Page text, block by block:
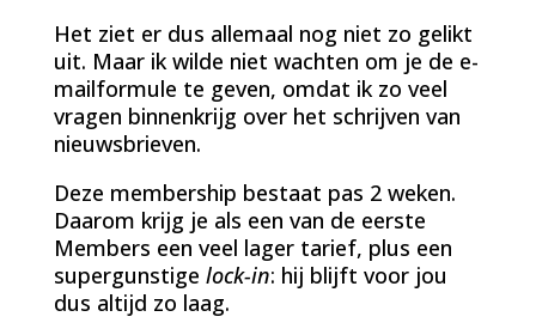
Het ziet er dus allemaal nog niet zo gelikt
uit. Maar ik wilde niet wachten om je de e-
mailformule te geven, omdat ik zo veel
vragen binnenkrijg over het schrijven van
nieuwsbrieven.
Deze membership bestaat pas 2 weken.
Daarom krijg je als een van de eerste
Members een veel lager tarief, plus een
supergunstige lock-in: hij blijft voor jou
dus altijd zo laag.